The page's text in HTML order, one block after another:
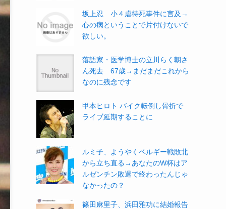
坂上忍 小４虐待死事件に言及→
心の病ということで片付けないで
欲しい。
落語家・医学博士の立川らく朝さ
ん死去 67歳→まだまだこれから
なのに残念です
甲本ヒロト バイク転倒し骨折で
ライブ延期することに
ルミ子、ようやくベルギー戦敗北
から立ち直る→あなたのW杯はア
ルゼンチン敗退で終わったんじゃ
なかったの？
篠田麻里子、浜田雅功に結婚報告